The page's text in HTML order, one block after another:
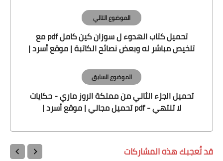
الموضوع التالي
تحميل كتاب الهدوء ل سوزان كين كامل pdf مع
تلخيص مباشر له وبعض نصائح الكاتبة | موقع أسرد |
الموضوع السابق
تحميل الجزء الثاني من مملكة الروز ماري - حكايات
لا تنتهي - pdf تحميل مجاني | موقع أسرد |
قد تُعجبك هذه المشاركات